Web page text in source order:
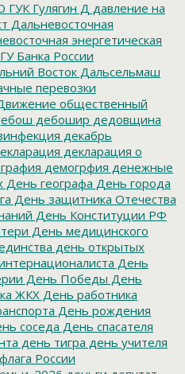
ГУК Гулягин Д давление на
Дальневосточная
энергетическая
Банка России
Восток Дальсельмаш
перевозки
общественный
дебошир дедовщина
декабрь
декларация о
демогрфия денежные
День географа День города
День защитника Отечества
День Конституции РФ
День медицинского
день открытых
День
День Победы День
ЖКХ День работника
День рождения
соседа День спасателя
день тигра день учителя
России